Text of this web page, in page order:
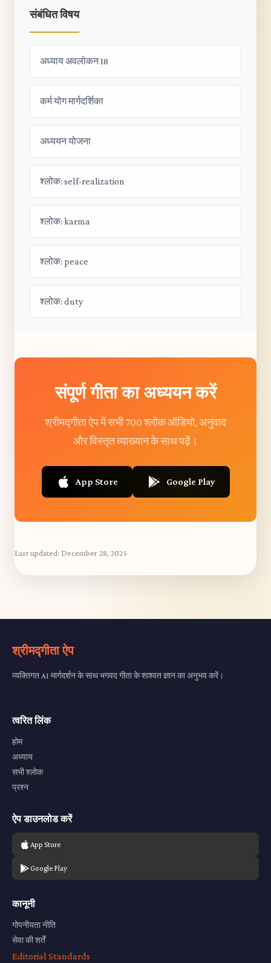
संबंधित विषय
अध्याय अवलोकन 18
कर्म योग मार्गदर्शिका
अध्ययन योजना
श्लोक: self-realization
श्लोक: karma
श्लोक: peace
श्लोक: duty
संपूर्ण गीता का अध्ययन करें
श्रीमद्गीता ऐप में सभी 700 श्लोक ऑडियो, अनुवाद
और विस्तृत व्याख्यान के साथ पढ़ें।
App Store Google Play
Last updated: December 28, 2025
श्रीमद्गीता ऐप
व्यक्तिगत AI मार्गदर्शन के साथ भगवद गीता के शाश्वत ज्ञान का अनुभव करें।
त्वरित लिंक
होम
अध्याय
सभी श्लोक
प्रश्न
ऐप डाउनलोड करें
App Store
Google Play
कानूनी
गोपनीयता नीति
सेवा की शर्तें
Editorial Standards